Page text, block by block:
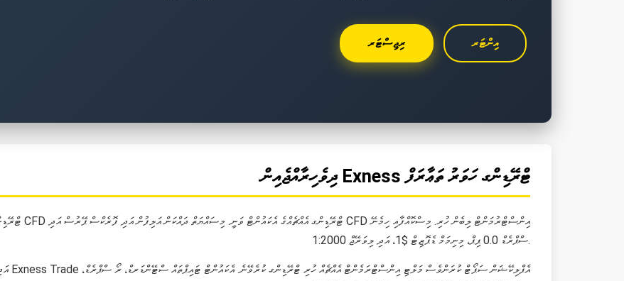
ރިޖިސްޓަރ އިންޓަރ
ދިވެހިރާއްޖެއިން Exness ޓްރޭޑިންގ ހަވަރު ތަޢާރަފް
ސްޕްރެޑް 0.0 ޕިޕް، މިނިމަމް ޑެޕޮޒިޓް $1، އަދި ލިވަރޭޖް 1:2000.